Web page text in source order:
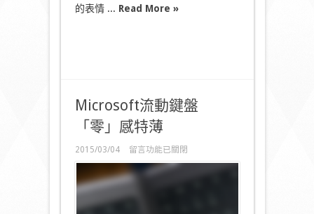
的表情 ... Read More »
Microsoft流動鍵盤
「零」感特薄
2015/03/04
在
〈Microsoft
流
動
鍵
留言功能已關閉